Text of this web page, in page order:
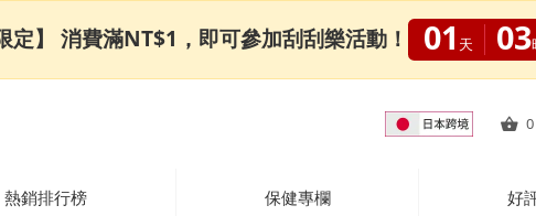
0
熱銷排行榜 保健專欄 好
定】 消費滿NT$1，即可參加刮刮樂活動！ 01 天 03